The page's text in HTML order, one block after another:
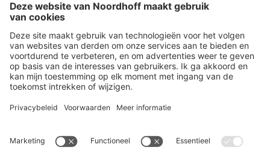
Contact
Tel: (0)88 - 522 6830
E-mail: support-studiemeister@noordhoff.nl
Maak kennis met onze accountmanagers